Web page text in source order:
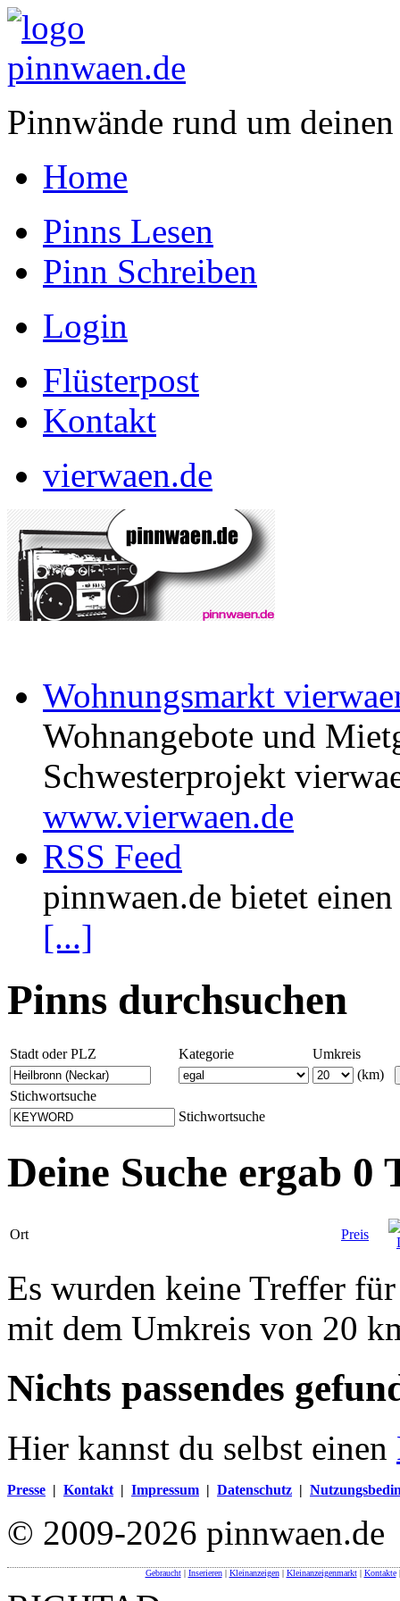
Pinnwände rund um
Home
Pinns Lesen
Pinn Schreiben
Login
Flüsterpost
Kontakt
vierwaen.de
Wohnungsmarkt
Wohnangebote und
Schwesterprojekt
www.vierwaen.de
RSS Feed
pinnwaen.de bietet
[...]
Pinns durchsuchen
Stadt oder PLZ Kategorie
Umkreis
(km)
Stichwortsuche
Stichwortsuche
Deine Suche ergab 0
Ort Preis
Es wurden keine Treffer
mit dem Umkreis von 20
Nichts passendes
Hier kannst du selbst einen
Presse | Kontakt | Impressum | Datenschutz |
© 2009-2026 pinnwaen.de
Gebraucht| Inserieren| Kleinanzeigen| Kleinanzeigenmarkt| Kontakte